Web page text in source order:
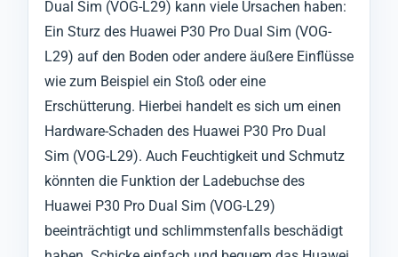
Dual Sim (VOG-L29) kann viele Ursachen haben:
Ein Sturz des Huawei P30 Pro Dual Sim (VOG-
L29) auf den Boden oder andere äußere Einflüsse
wie zum Beispiel ein Stoß oder eine
Erschütterung. Hierbei handelt es sich um einen
Hardware-Schaden des Huawei P30 Pro Dual
Sim (VOG-L29). Auch Feuchtigkeit und Schmutz
könnten die Funktion der Ladebuchse des
Huawei P30 Pro Dual Sim (VOG-L29)
beeinträchtigt und schlimmstenfalls beschädigt